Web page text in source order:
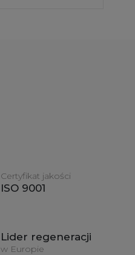
Certyfikat jakości
ISO 9001
Lider regeneracji
w Europie